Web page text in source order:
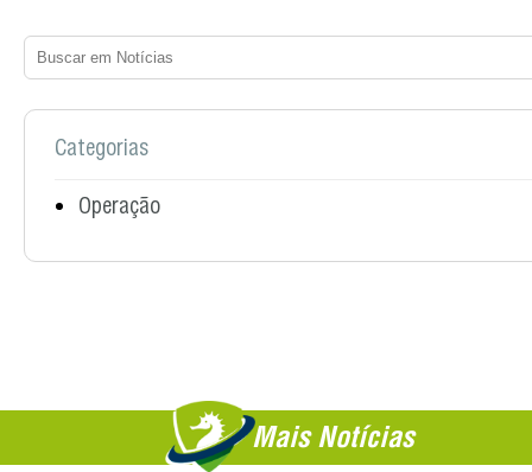
Categorias
Operação
Mais Notícias